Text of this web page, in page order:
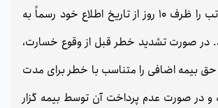
مشارالیه باید مراتب را ظرف 10 روز از تاریخ اطلاع خود رسماً به
در صورت تشدید خطر قبل از وقوع خسارت،
حق بیمه اضافی را متناسب با خطر برای مدت
و در صورت عدم پرداخت آن توسط بیمه گزار